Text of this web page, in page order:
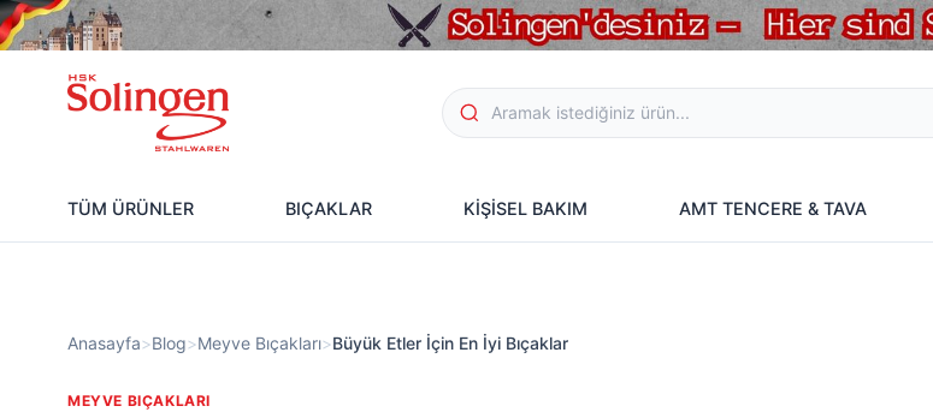
TÜM ÜRÜNLER BIÇAKLAR KİŞİSEL BAKIM AMT TENCERE & TAVA
Anasayfa>Blog>Meyve Bıçakları>Büyük Etler İçin En İyi Bıçaklar
MEYVE BIÇAKLARI